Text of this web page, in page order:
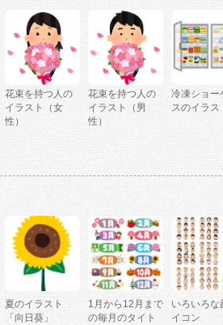
花束を持つ人の
イラスト（女
性）
花束を持つ人の
イラスト（男
性）
冷凍ショー
スのイラス
夏のイラスト
「向日葵」
1月から12月まで
の毎月のタイト
いろいろな
イコン